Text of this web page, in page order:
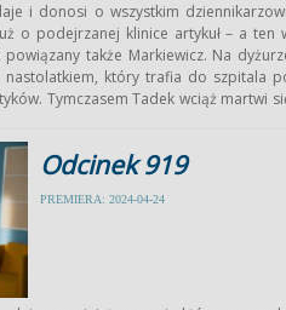
i donosi o wszystkim
o podejrzanej klinice artykuł – a ten
także Markiewicz. Na
nastolatkiem, który trafia do szpitala
Tymczasem Tadek wciąż martwi
błaga Boruckiego, by nakłonił ją
jak bardzo się jego córce
na „randkę”.
Odcinek 919
PREMIERA: 2024-04-24